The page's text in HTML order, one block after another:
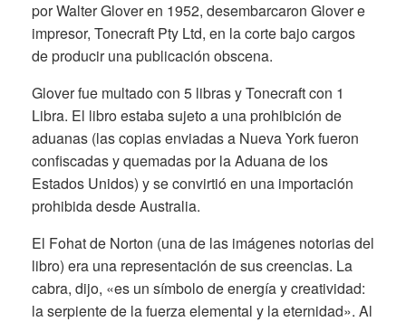
por Walter Glover en 1952, desembarcaron Glover e
impresor, Tonecraft Pty Ltd, en la corte bajo cargos
de producir una publicación obscena.
Glover fue multado con 5 libras y Tonecraft con 1
Libra. El libro estaba sujeto a una prohibición de
aduanas (las copias enviadas a Nueva York fueron
confiscadas y quemadas por la Aduana de los
Estados Unidos) y se convirtió en una importación
prohibida desde Australia.
El Fohat de Norton (una de las imágenes notorias del
libro) era una representación de sus creencias. La
cabra, dijo, «es un símbolo de energía y creatividad:
la serpiente de la fuerza elemental y la eternidad». Al